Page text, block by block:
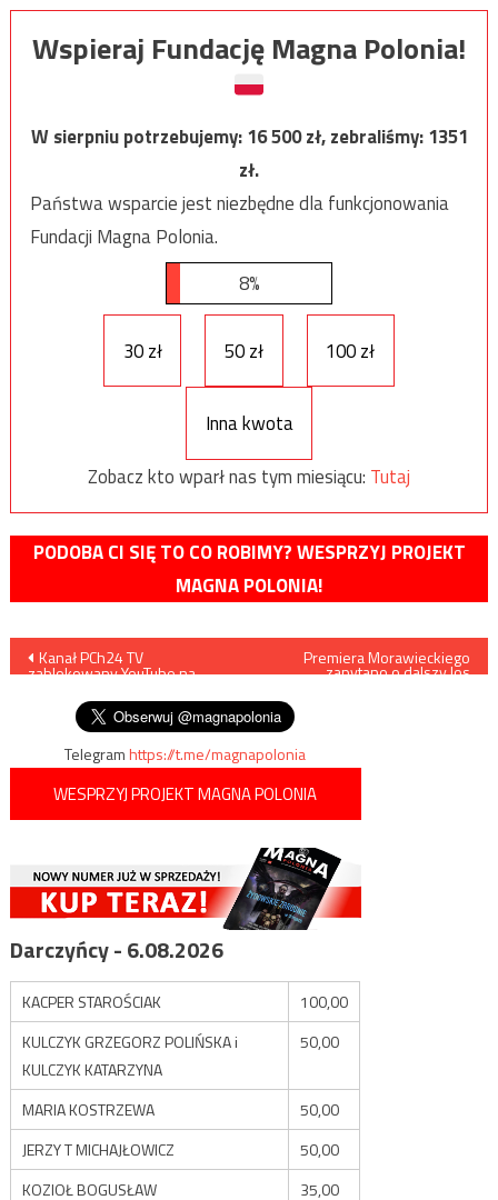
Wspieraj Fundację Magna Polonia!
W sierpniu potrzebujemy:16 500zł, zebraliśmy:1351
zł.
Państwa wsparcie jest niezbędne dla funkcjonowania
Fundacji Magna Polonia.
8%
30 zł 50 zł 100 zł
Inna kwota
Zobacz kto wparł nas tym miesiącu: Tutaj
PODOBA CI SIĘ TO CO ROBIMY? WESPRZYJ PROJEKT
MAGNA POLONIA!
Nawigacja
wpisu
Kanał PCh24 TV
zablokowany YouTube na
Premiera Morawieckiego
zapytano o dalszy los
Telegramhttps://t.me/magnapolonia
WESPRZYJ PROJEKT MAGNA POLONIA
Darczyńcy - 6.08.2026
KACPER STAROŚCIAK
100,00
KULCZYK GRZEGORZ POLIŃSKA i
KULCZYK KATARZYNA
50,00
MARIA KOSTRZEWA
50,00
JERZY T MICHAJŁOWICZ
50,00
KOZIOŁ BOGUSŁAW
35,00